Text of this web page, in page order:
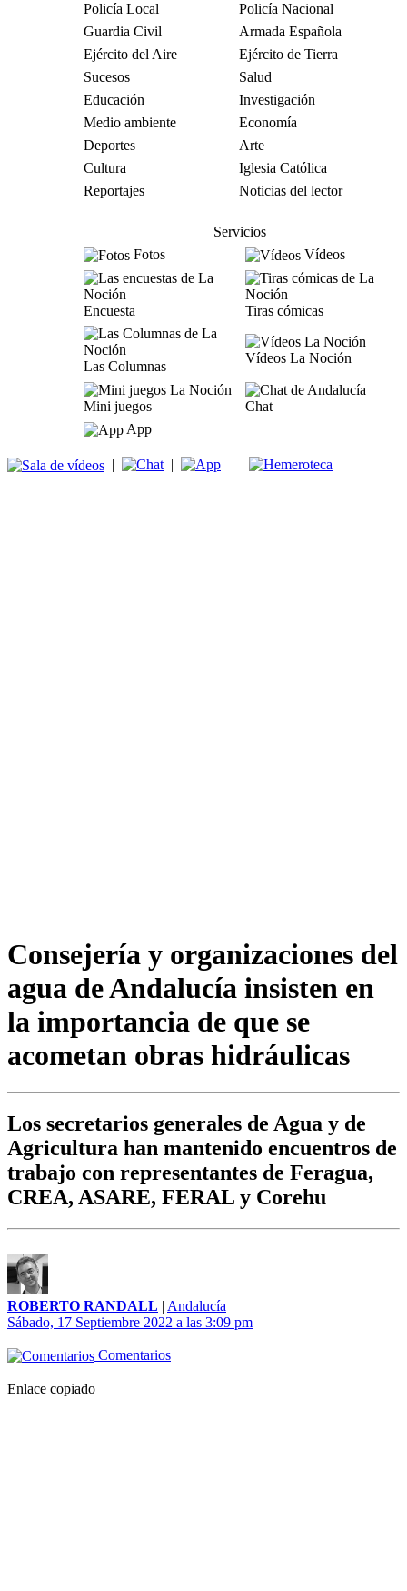
Policía Local
Policía Nacional
Guardia Civil
Armada Española
Ejército del Aire
Ejército de Tierra
Sucesos
Salud
Educación
Investigación
Medio ambiente
Economía
Deportes
Arte
Cultura
Iglesia Católica
Reportajes
Noticias del lector
Servicios
Fotos
Vídeos
Encuesta Tiras cómicas
Las Columnas
Vídeos La Noción
Mini juegos
Chat
App
| | |
Consejería y organizaciones del
agua de Andalucía insisten en
la importancia de que se
acometan obras hidráulicas
Los secretarios generales de Agua y de
Agricultura han mantenido encuentros de
trabajo con representantes de Feragua,
CREA, ASARE, FERAL y Corehu
ROBERTO RANDALL | Andalucía
Sábado, 17 Septiembre 2022 a las 3:09 pm
Comentarios
Enlace copiado